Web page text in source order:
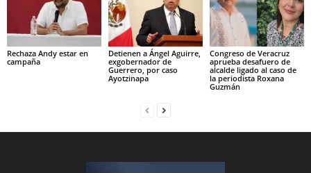
Rechaza Andy estar en
campaña
Detienen a Ángel Aguirre,
exgobernador de
Guerrero, por caso
Ayotzinapa
Congreso de Veracruz
aprueba desafuero de
alcalde ligado al caso de
la periodista Roxana
Guzmán